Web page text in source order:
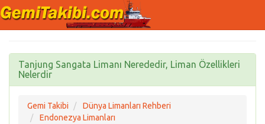
Tanjung Sangata Limanı Nerededir, Liman Özellikleri
Nelerdir
Gemi Takibi
Dünya Limanları Rehberi
Endonezya Limanları